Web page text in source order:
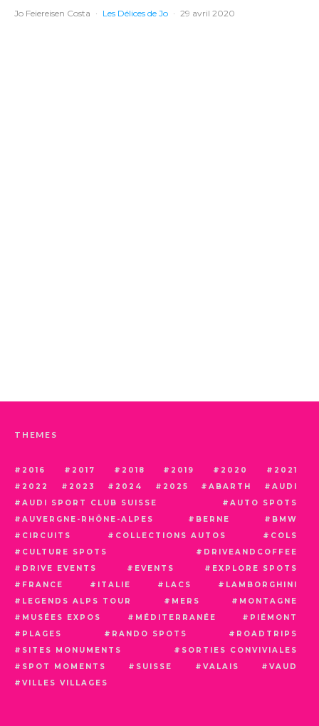
Jo Feiereisen Costa · Les Délices de Jo · 29 avril 2020
THEMES
2016 2017 2018 2019 2020
2021
2022
2023 2024 2025 ABARTH
AUDI
AUDI SPORT CLUB SUISSE
AUTO SPOTS
AUVERGNE-RHÔNE-ALPES
BERNE
BMW
CIRCUITS
COLLECTIONS AUTOS
COLS
CULTURE SPOTS
DRIVEANDCOFFEE
DRIVE EVENTS
EVENTS
EXPLORE SPOTS
FRANCE
ITALIE LACS
LAMBORGHINI
LEGENDS ALPS TOUR
MERS
MONTAGNE
MUSÉES EXPOS
MÉDITERRANÉE
PIÉMONT
PLAGES
RANDO SPOTS
ROADTRIPS
SITES MONUMENTS
SORTIES CONVIVIALES
SPOT MOMENTS
SUISSE VALAIS
VAUD
VILLES VILLAGES